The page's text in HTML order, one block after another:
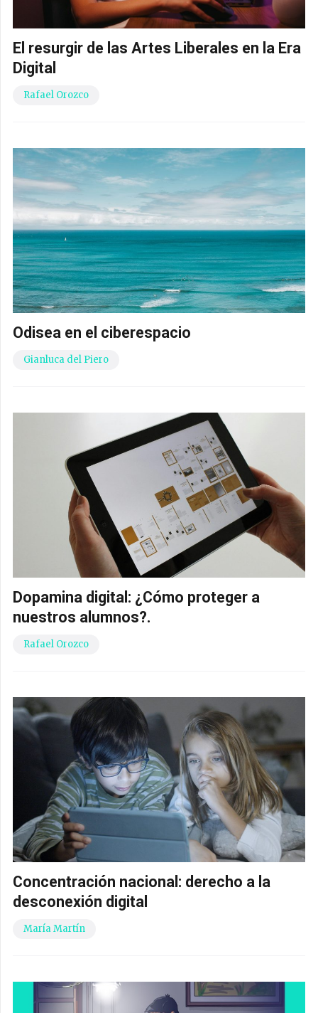
El resurgir de las Artes Liberales en la Era
Digital
Rafael Orozco
Odisea en el ciberespacio
Gianluca del Piero
Dopamina digital: ¿Cómo proteger a
nuestros alumnos?.
Rafael Orozco
Concentración nacional: derecho a la
desconexión digital
María Martín